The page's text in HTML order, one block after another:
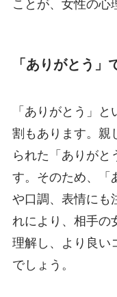
ことが、女性の心
「ありがとう
「ありがとう」
割もあります。親
られた「ありがと
す。そのため、「
や口調、表情にも
れにより、相手の
理解し、より良い
でしょう。